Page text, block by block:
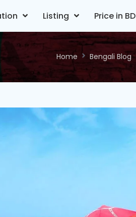
Listing Price in BD
Home Bengali Blog